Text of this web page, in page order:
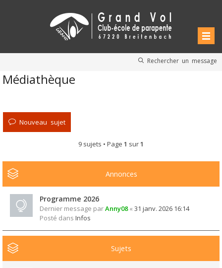
Rechercher un message
Médiathèque
Nouveau sujet
9 sujets • Page 1 sur1
Annonces
Programme 2026
Dernier message parAnny08« 31 janv. 2026 16:14
Posté dans Infos
Sujets